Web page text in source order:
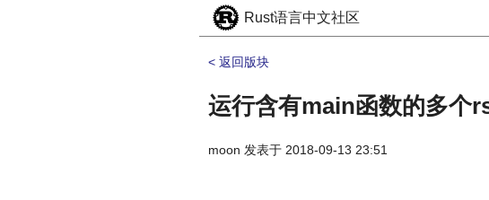
Rust语言中文社区
< 返回版块
运行含有main函数的多个
moon 发表于 2018-09-13 23:51